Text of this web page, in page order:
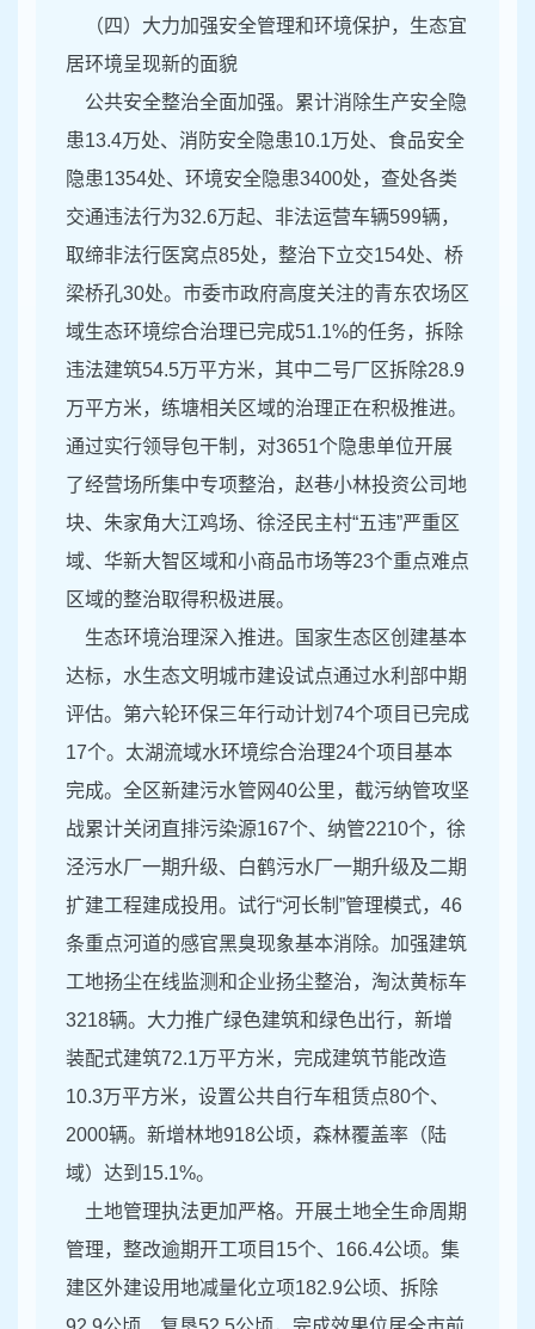
（四）大力加强安全管理和环境保护，生态宜
居环境呈现新的面貌
公共安全整治全面加强。累计消除生产安全隐
患13.4万处、消防安全隐患10.1万处、食品安全
隐患1354处、环境安全隐患3400处，查处各类
交通违法行为32.6万起、非法运营车辆599辆，
取缔非法行医窝点85处，整治下立交154处、桥
梁桥孔30处。市委市政府高度关注的青东农场区
域生态环境综合治理已完成51.1%的任务，拆除
违法建筑54.5万平方米，其中二号厂区拆除28.9
万平方米，练塘相关区域的治理正在积极推进。
通过实行领导包干制，对3651个隐患单位开展
了经营场所集中专项整治，赵巷小林投资公司地
块、朱家角大江鸡场、徐泾民主村“五违”严重区
域、华新大智区域和小商品市场等23个重点难点
区域的整治取得积极进展。
生态环境治理深入推进。国家生态区创建基本
达标，水生态文明城市建设试点通过水利部中期
评估。第六轮环保三年行动计划74个项目已完成
17个。太湖流域水环境综合治理24个项目基本
完成。全区新建污水管网40公里，截污纳管攻坚
战累计关闭直排污染源167个、纳管2210个，徐
泾污水厂一期升级、白鹤污水厂一期升级及二期
扩建工程建成投用。试行“河长制”管理模式，46
条重点河道的感官黑臭现象基本消除。加强建筑
工地扬尘在线监测和企业扬尘整治，淘汰黄标车
3218辆。大力推广绿色建筑和绿色出行，新增
装配式建筑72.1万平方米，完成建筑节能改造
10.3万平方米，设置公共自行车租赁点80个、
2000辆。新增林地918公顷，森林覆盖率（陆
域）达到15.1%。
土地管理执法更加严格。开展土地全生命周期
管理，整改逾期开工项目15个、166.4公顷。集
建区外建设用地减量化立项182.9公顷、拆除